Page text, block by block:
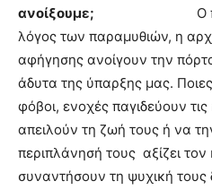
ανοίξουμε; Ο
λόγος των παραμυθιών, η
αφήγησης ανοίγουν την
άδυτα της ύπαρξης μας.
φόβοι, ενοχές παγιδεύουν
απειλούν τη ζωή τους ή να
περιπλάνησή τους αξίζει
συναντήσουν τη ψυχική